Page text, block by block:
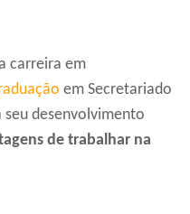
carreira em
em Secretariado
desenvolvimento
de trabalhar na